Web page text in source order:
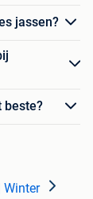
jassen?
beste?
Winter